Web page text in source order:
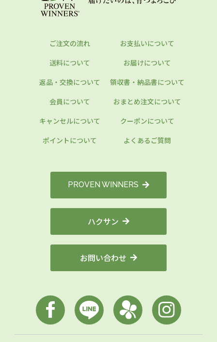
ご注文の流れ
お支払いについて
送料について
お届けについて
返品・交換について
領収書・納品書について
会員について
おまとめ注文について
キャンセルについて
クーポンについて
ポイントについて
よくあるご質問
PROVEN WINNERS
ハクサン
お問い合わせ